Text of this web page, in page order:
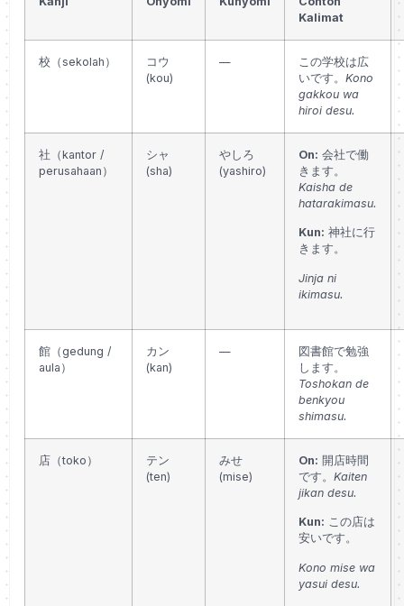
Kalimat
校（sekolah）
コウ
(kou)
—
この学校は広
いです。 Kono
gakkou wa
hiroi desu.
社（kantor /
perusahaan）
シャ
(sha)
やしろ
(yashiro)
On: 会社で働
きます。
Kaisha de
hatarakimasu.
Kun: 神社に行
きます。
Jinja ni
ikimasu.
館（gedung /
aula）
カン
(kan)
—
図書館で勉強
します。
Toshokan de
benkyou
shimasu.
店（toko）
テン
(ten)
みせ
(mise)
On: 開店時間
です。 Kaiten
jikan desu.
Kun: この店は
安いです。
Kono mise wa
yasui desu.